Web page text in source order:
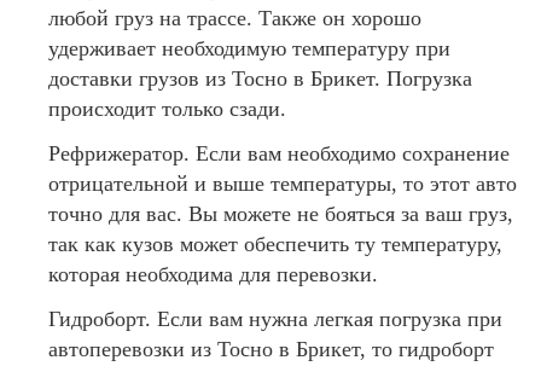
любой груз на трассе. Также он хорошо
удерживает необходимую температуру при
доставки грузов из Тосно в Брикет. Погрузка
происходит только сзади.
Рефрижератор. Если вам необходимо сохранение
отрицательной и выше температуры, то этот авто
точно для вас. Вы можете не бояться за ваш груз,
так как кузов может обеспечить ту температуру,
которая необходима для перевозки.
Гидроборт. Если вам нужна легкая погрузка при
автоперевозки из Тосно в Брикет, то гидроборт